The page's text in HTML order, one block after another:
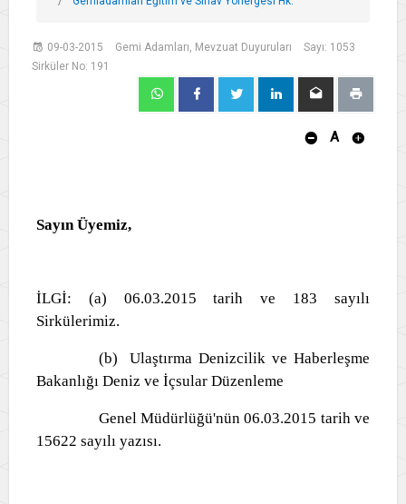
09-03-2015 Gemi Adamları, Mevzuat Duyuruları
Sayı: 1053
Sirküler No: 191
A
Sayın Üyemiz,
İLGİ: (a) 06.03.2015 tarih ve 183 sayılı
Sirkülerimiz.
(b) Ulaştırma Denizcilik ve Haberleşme
Bakanlığı Deniz ve İçsular Düzenleme
Genel Müdürlüğü'nün 06.03.2015 tarih ve
15622 sayılı yazısı.